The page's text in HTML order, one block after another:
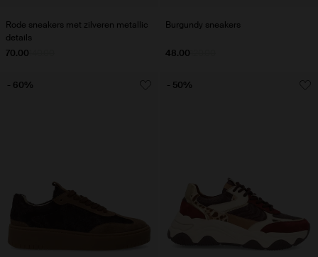
Rode sneakers met zilveren metallic
details
70.00
Burgundy sneakers
48.00
- 60% - 50%